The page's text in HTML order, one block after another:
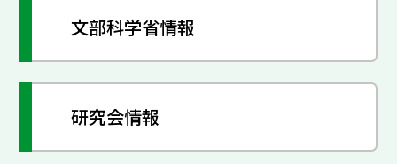
文部科学省情報
研究会情報